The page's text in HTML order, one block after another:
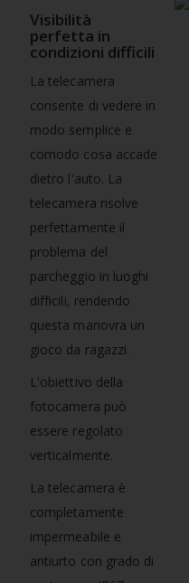
Visibilità
perfetta in
condizioni difficili
La telecamera
consente di vedere in
modo semplice e
comodo cosa accade
dietro l'auto. La
telecamera risolve
perfettamente il
problema del
parcheggio in luoghi
difficili, rendendo
questa manovra un
gioco da ragazzi.
L'obiettivo della
fotocamera può
essere regolato
verticalmente.
La telecamera è
completamente
impermeabile e
antiurto con grado di